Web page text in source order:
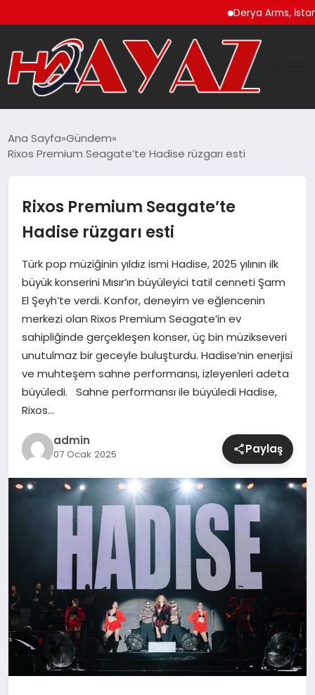
Derya Arms,
EĞITIM
EKONOMI
MAGAZIN
SAĞLIK
SIYASET
YAŞAM
Ana Sayfa Gündem
Rixos Premium Seagate’te Hadise rüzgarı esti
Rixos Premium Seagate’te
Hadise rüzgarı esti
Türk pop müziğinin yıldız ismi Hadise, 2025 yılının ilk
büyük konserini Mısır’ın büyüleyici tatil cenneti Şarm
El Şeyh’te verdi. Konfor, deneyim ve eğlencenin
merkezi olan Rixos Premium Seagate’in ev
sahipliğinde gerçekleşen konser, üç bin müzikseveri
unutulmaz bir geceyle buluşturdu. Hadise’nin enerjisi
ve muhteşem sahne performansı, izleyenleri adeta
büyüledi. Sahne performansı ile büyüledi Hadise,
Rixos…
admin
07 Ocak 2025 Paylaş